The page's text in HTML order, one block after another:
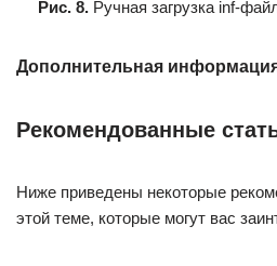
Рис. 8. Ручная загрузка inf-
Дополнительная
Рекомендованные
Ниже приведены некоторые
этой теме, которые могут вас